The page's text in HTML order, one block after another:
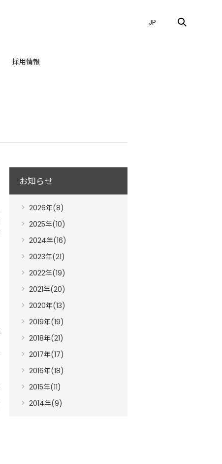
JP
採用情報
お知らせ
2026年(8)
2025年(10)
2024年(16)
2023年(21)
2022年(19)
2021年(20)
2020年(13)
2019年(19)
2018年(21)
2017年(17)
2016年(18)
2015年(11)
2014年(9)